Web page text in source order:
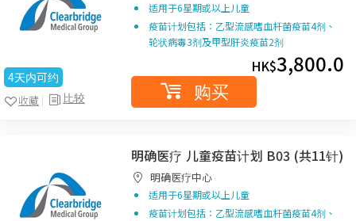
4天内可约
比较
收藏
适用于6星期或以上儿童
疫苗计划包括：乙型流感嗜血杆菌疫苗4剂、
轮状病毒3剂及甲型肝炎疫苗2剂
HK$3,800.0
购买
明确医疗 儿童疫苗计划 B03 (共11针)
明确医疗中心
适用于6星期或以上儿童
疫苗计划包括：乙型流感嗜血杆菌疫苗4剂、